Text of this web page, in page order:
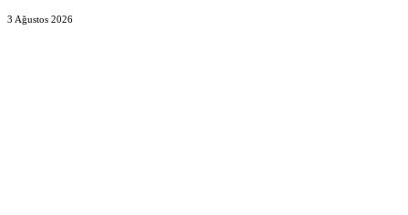
3 Ağustos 2026